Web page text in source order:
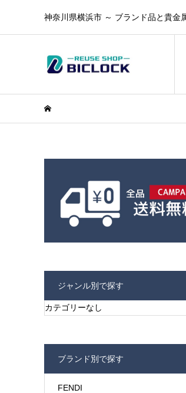
神奈川県横浜市 ～ ブランド品と貴金
ジャンル別で探す
カテゴリーなし
ブランド別で探す
FENDI